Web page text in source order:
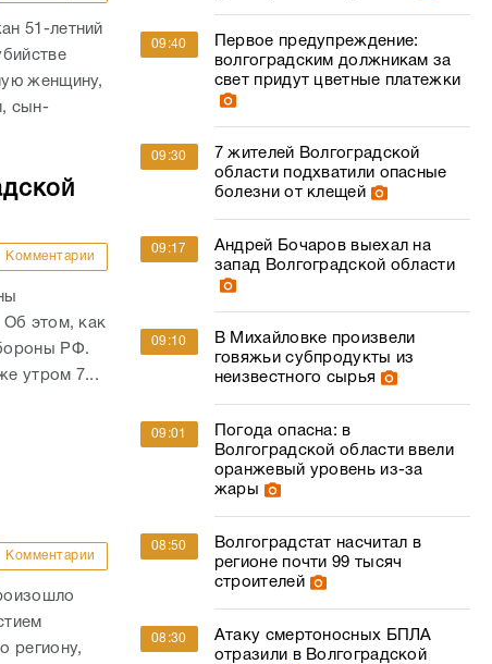
51-летний
женщину,
сын-
Комментарии
Об этом, как
РФ.
утром 7...
Комментарии
региону,
09:40
Первое предупреждение:
волгоградским должникам за
свет придут цветные платежки
09:30
7 жителей Волгоградской
области подхватили опасные
болезни от клещей
09:17
Андрей Бочаров выехал на
запад Волгоградской области
09:10
В Михайловке произвели
говяжьи субпродукты из
неизвестного сырья
09:01
Погода опасна: в
Волгоградской области ввели
оранжевый уровень из-за
жары
08:50
Волгоградстат насчитал в
регионе почти 99 тысяч
строителей
08:30
Атаку смертоносных БПЛА
отразили в Волгоградской